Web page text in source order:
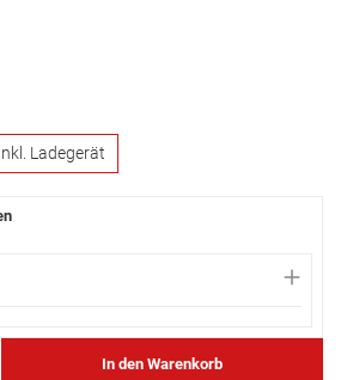
inkl. Ladegerät
In den Warenkorb